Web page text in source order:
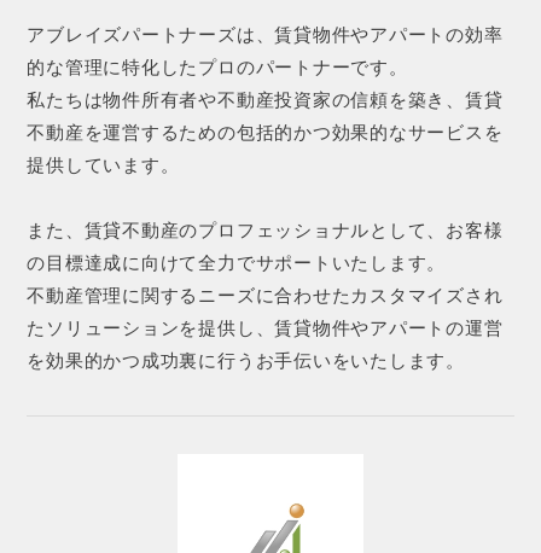
アブレイズパートナーズは、賃貸物件やアパートの効率
的な管理に特化したプロのパートナーです。
私たちは物件所有者や不動産投資家の信頼を築き、賃貸
不動産を運営するための包括的かつ効果的なサービスを
提供しています。
また、賃貸不動産のプロフェッショナルとして、お客様
の目標達成に向けて全力でサポートいたします。
不動産管理に関するニーズに合わせたカスタマイズされ
たソリューションを提供し、賃貸物件やアパートの運営
を効果的かつ成功裏に行うお手伝いをいたします。